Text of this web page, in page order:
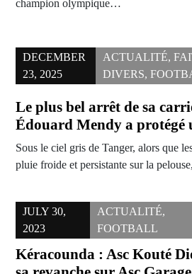
champion olympique…
DECEMBER
23, 2025
ACTUALITÉ,
DIVERS,
Le plus bel arrêt de sa
Édouard Mendy a
Sous le ciel gris de Tanger, alors que
pluie froide et persistante sur la
JULY 30,
2023
ACTUALITÉ,
FOOTBALL
Kéracounda : Asc Kouté